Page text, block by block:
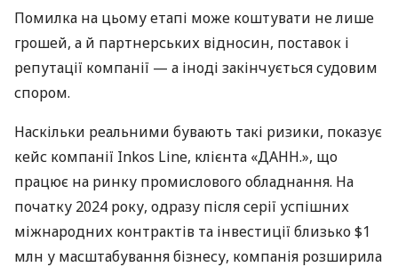
Помилка на цьому етапі може коштувати не лише
грошей, а й партнерських відносин, поставок і
репутації компанії — а іноді закінчується судовим
спором.
Наскільки реальними бувають такі ризики, показує
кейс компанії Inkos Line, клієнта «ДАНН.», що
працює на ринку промислового обладнання. На
початку 2024 року, одразу після серії успішних
міжнародних контрактів та інвестиції близько $1
млн у масштабування бізнесу, компанія розширила